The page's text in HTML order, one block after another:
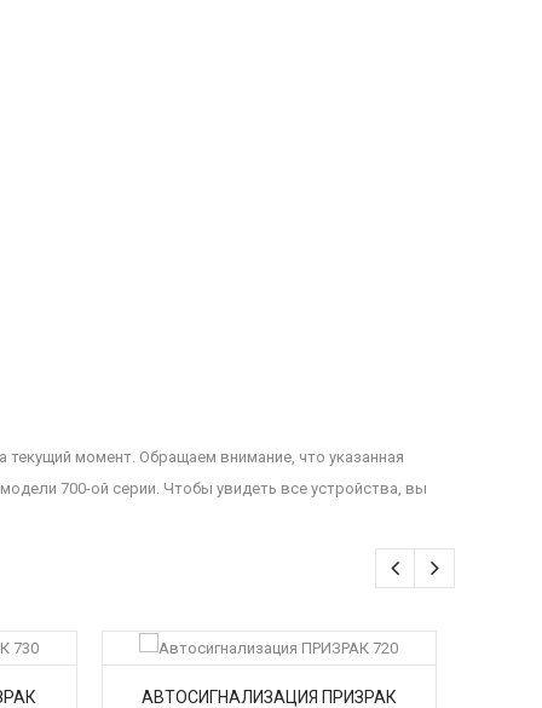
текущий момент. Обращаем внимание, что указанная
700-ой серии. Чтобы увидеть все устройства, вы
АВТОСИГНАЛИЗАЦИЯ ПРИЗРАК